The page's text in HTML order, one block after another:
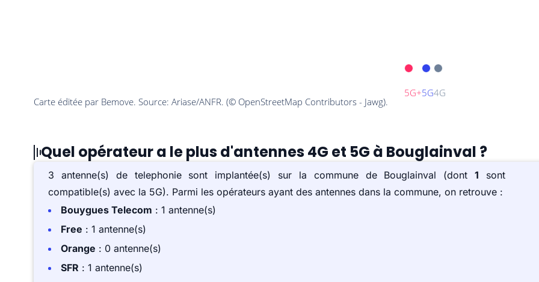
Quel opérateur a le plus d'antennes 4G et 5G à Bouglainval ?
3 antenne(s) de telephonie sont implantée(s) sur la commune de Bouglainval (dont1 sont
compatible(s) avec la 5G). Parmi les opérateurs ayant des antennes dans la commune, on retrouve :
Bouygues Telecom : 1 antenne(s)
Free : 1 antenne(s)
Orange : 0 antenne(s)
SFR : 1 antenne(s)